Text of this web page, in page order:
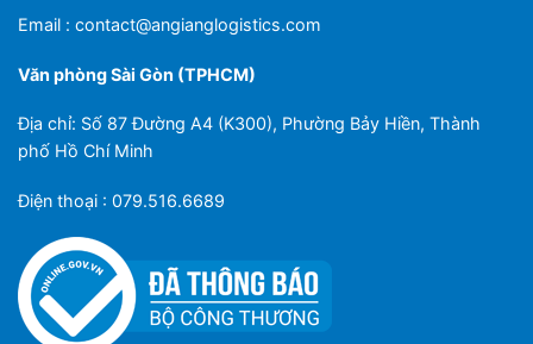
Email : contact@angianglogistics.com
Văn phòng Sài Gòn (TPHCM)
Địa chỉ: Số 87 Đường A4 (K300), Phường Bảy Hiền, Thành
phố Hồ Chí Minh
Điện thoại : 079.516.6689